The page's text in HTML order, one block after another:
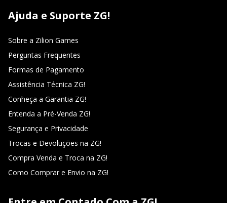
Ajuda e Suporte ZG!
Sobre a Zilion Games
Perguntas Frequentes
Formas de Pagamento
Assistência Técnica ZG!
Conheça a Garantia ZG!
Entenda a Pré-Venda ZG!
Segurança e Privacidade
Trocas e Devoluções na ZG!
Compra Venda e Troca na ZG!
Como Comprar e Envio na ZG!